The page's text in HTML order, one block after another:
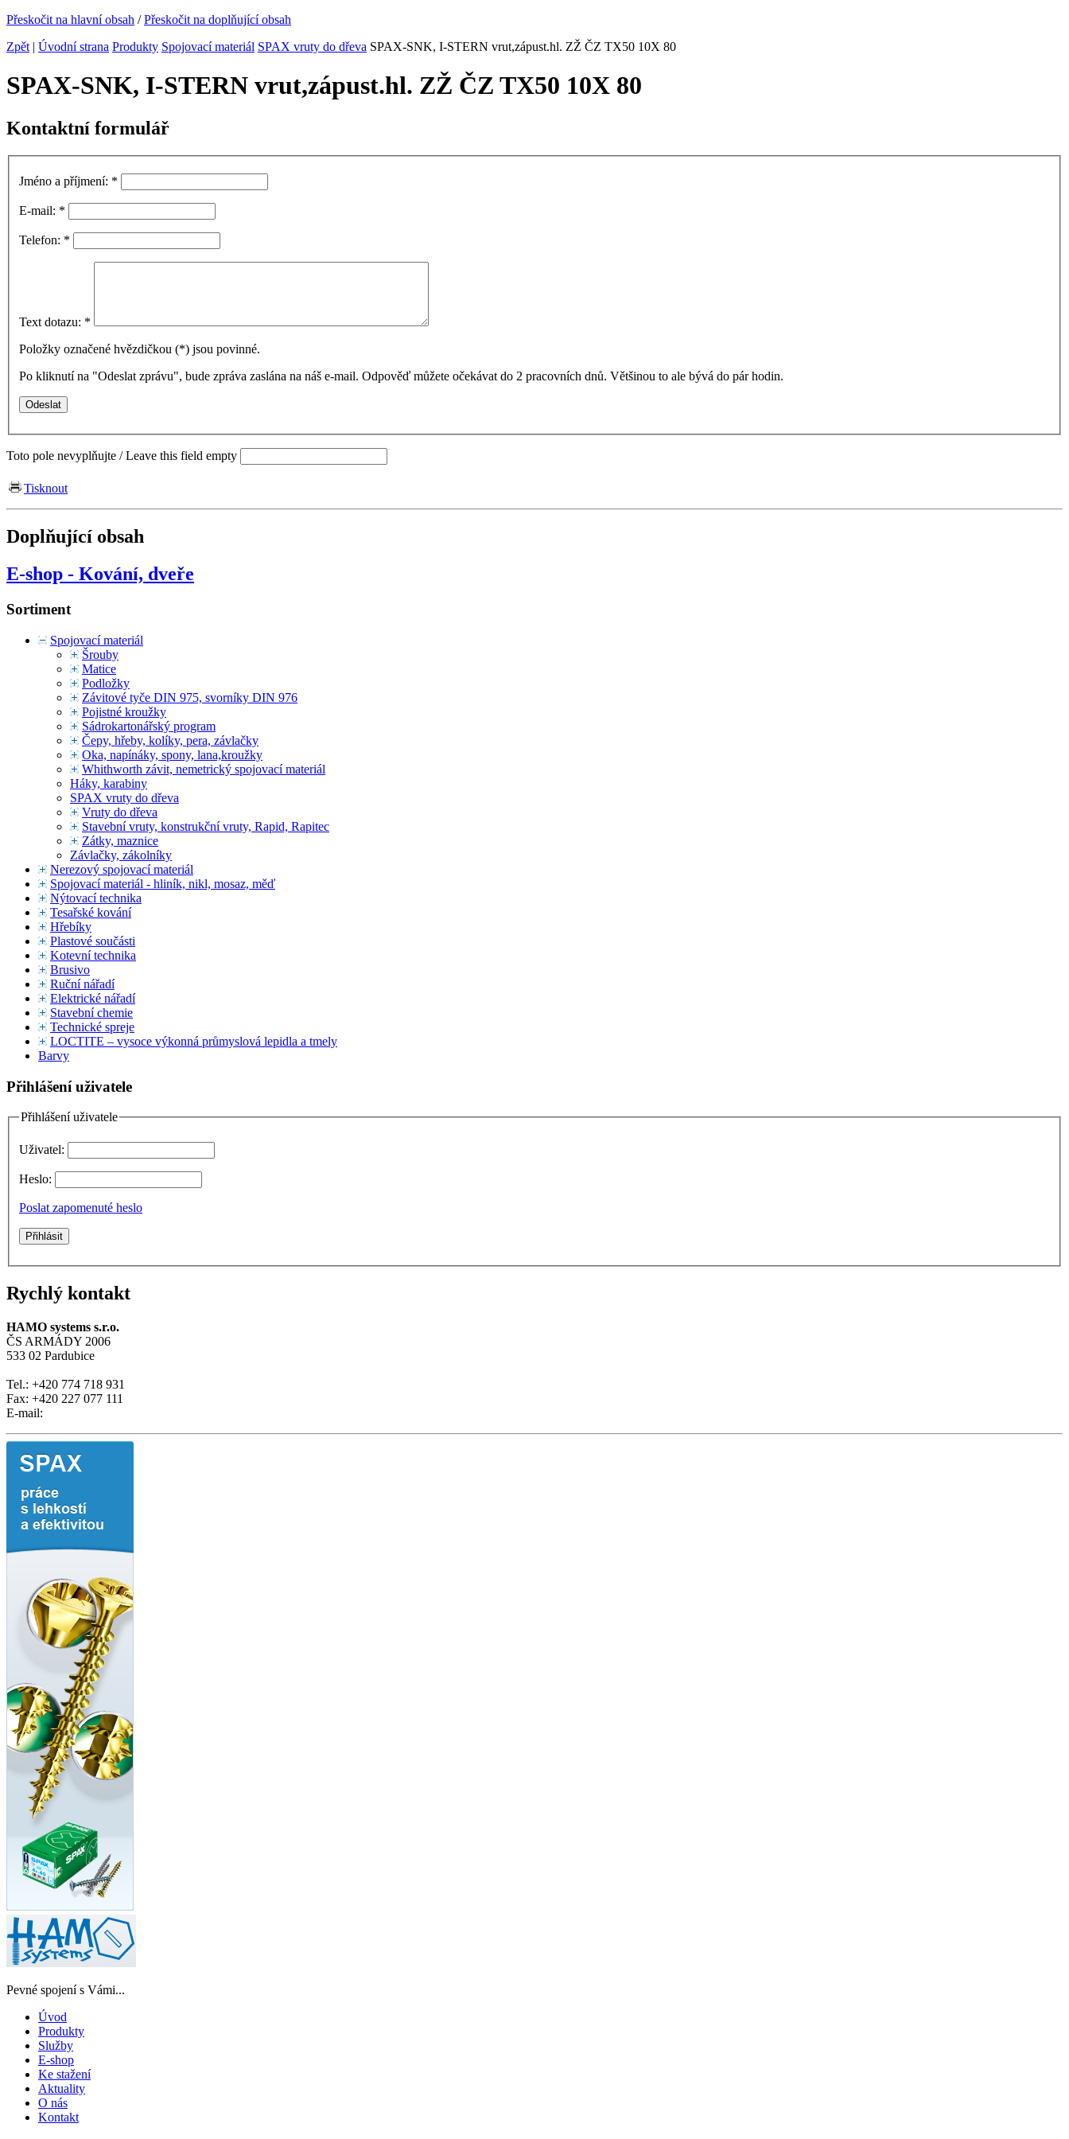
Přeskočit na hlavní obsah /Přeskočit na doplňující obsah
Zpět | Úvodní strana Produkty Spojovací materiál SPAX vruty do dřeva SPAX-SNK, I-STERN vrut,zápust.hl. ZŽ ČZ TX50 10X 80
SPAX-SNK, I-STERN vrut,zápust.hl. ZŽ ČZ TX50 10X 80
Kontaktní formulář
Jméno a příjmení: *
E-mail: *
Telefon: *
Text dotazu: *
Položky označené hvězdičkou (*) jsou povinné.
Po kliknutí na "Odeslat zprávu", bude zpráva zaslána na náš e-mail. Odpověď můžete očekávat do 2 pracovních dnů. Většinou to ale bývá do pár hodin.
Toto pole nevyplňujte / Leave this field empty
Tisknout
Doplňující obsah
E-shop - Kování, dveře
Sortiment
Spojovací materiál
Šrouby
Matice
Podložky
Závitové tyče DIN 975, svorníky DIN 976
Pojistné kroužky
Sádrokartonářský program
Čepy, hřeby, kolíky, pera, závlačky
Oka, napínáky, spony, lana,kroužky
Whithworth závit, nemetrický spojovací materiál
Háky, karabiny
SPAX vruty do dřeva
Vruty do dřeva
Stavební vruty, konstrukční vruty, Rapid, Rapitec
Zátky, maznice
Závlačky, zákolníky
Nerezový spojovací materiál
Spojovací materiál - hliník, nikl, mosaz, měď
Nýtovací technika
Tesařské kování
Hřebíky
Plastové součásti
Kotevní technika
Brusivo
Ruční nářadí
Elektrické nářadí
Stavební chemie
Technické spreje
LOCTITE – vysoce výkonná průmyslová lepidla a tmely
Barvy
Přihlášení uživatele
Přihlášení uživatele
Uživatel:
Heslo:
Poslat zapomenuté heslo
Rychlý kontakt
HAMO systems s.r.o.
ČS ARMÁDY 2006
533 02 Pardubice
Tel.: +420 774 718 931
Fax: +420 227 077 111
E-mail:
Pevné spojení s Vámi...
Úvod
Produkty
Služby
E-shop
Ke stažení
Aktuality
O nás
Kontakt